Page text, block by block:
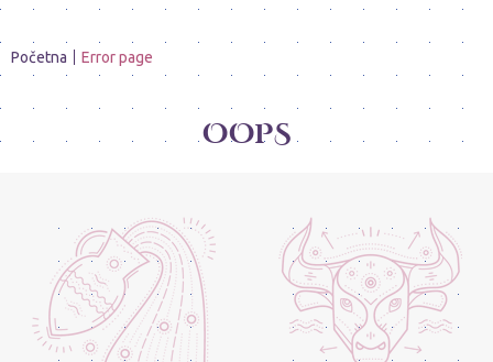
Početna Error page
OOPS